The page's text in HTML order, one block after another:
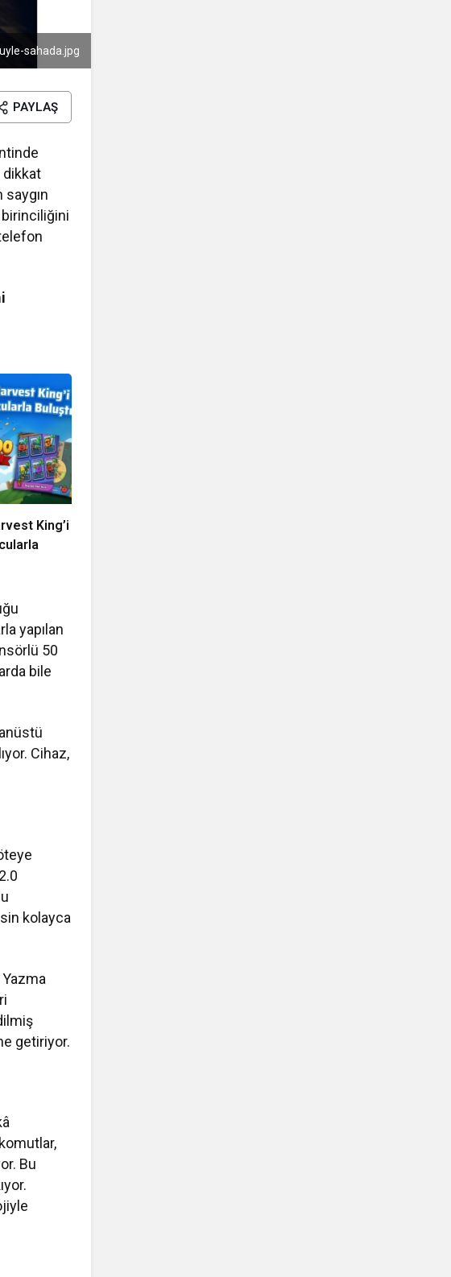
sahada.jpg
PAYLAŞ
dikkat
saygın
birinciliğini
King’i
yapılan
50
bile
Cihaz,
kolayca
getiriyor.
Bu